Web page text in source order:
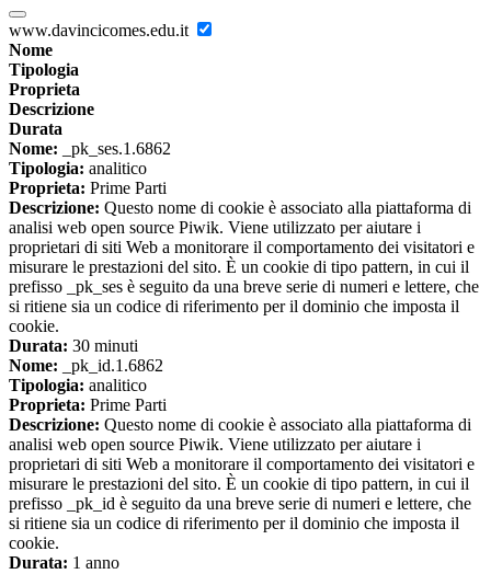
www.davincicomes.edu.it
Nome
Tipologia
Proprieta
Descrizione
Durata
Nome: _pk_ses.1.6862
Tipologia: analitico
Proprieta: Prime Parti
Descrizione: Questo nome di cookie è associato alla piattaforma di
analisi web open source Piwik. Viene utilizzato per aiutare i
proprietari di siti Web a monitorare il comportamento dei visitatori e
misurare le prestazioni del sito. È un cookie di tipo pattern, in cui il
prefisso _pk_ses è seguito da una breve serie di numeri e lettere, che
si ritiene sia un codice di riferimento per il dominio che imposta il
cookie.
Durata: 30 minuti
Nome: _pk_id.1.6862
Tipologia: analitico
Proprieta: Prime Parti
Descrizione: Questo nome di cookie è associato alla piattaforma di
analisi web open source Piwik. Viene utilizzato per aiutare i
proprietari di siti Web a monitorare il comportamento dei visitatori e
misurare le prestazioni del sito. È un cookie di tipo pattern, in cui il
prefisso _pk_id è seguito da una breve serie di numeri e lettere, che
si ritiene sia un codice di riferimento per il dominio che imposta il
cookie.
Durata: 1 anno